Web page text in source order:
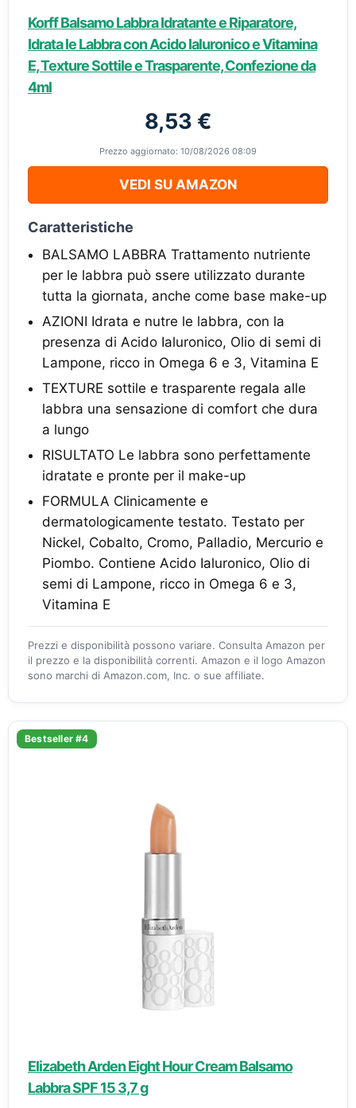
Korff Balsamo Labbra Idratante e Riparatore,
Idrata le Labbra con Acido Ialuronico e Vitamina
E, Texture Sottile e Trasparente, Confezione da
4ml
8,53 €
Prezzo aggiornato: 10/08/2026 08:09
VEDI SU AMAZON
Caratteristiche
BALSAMO LABBRA Trattamento nutriente
per le labbra può ssere utilizzato durante
tutta la giornata, anche come base make-up
AZIONI Idrata e nutre le labbra, con la
presenza di Acido Ialuronico, Olio di semi di
Lampone, ricco in Omega 6 e 3, Vitamina E
TEXTURE sottile e trasparente regala alle
labbra una sensazione di comfort che dura
a lungo
RISULTATO Le labbra sono perfettamente
idratate e pronte per il make-up
FORMULA Clinicamente e
dermatologicamente testato. Testato per
Nickel, Cobalto, Cromo, Palladio, Mercurio e
Piombo. Contiene Acido Ialuronico, Olio di
semi di Lampone, ricco in Omega 6 e 3,
Vitamina E
Prezzi e disponibilità possono variare. Consulta Amazon per
il prezzo e la disponibilità correnti. Amazon e il logo Amazon
sono marchi di Amazon.com, Inc. o sue affiliate.
Bestseller #4
Elizabeth Arden Eight Hour Cream Balsamo
Labbra SPF 15 3,7 g